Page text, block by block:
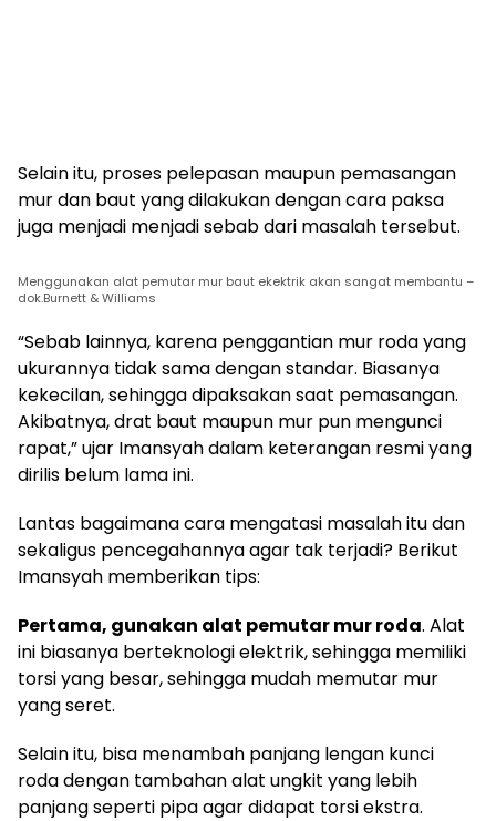
Selain itu, proses pelepasan maupun pemasangan
mur dan baut yang dilakukan dengan cara paksa
juga menjadi menjadi sebab dari masalah tersebut.
Menggunakan alat pemutar mur baut ekektrik akan sangat membantu –
dok.Burnett & Williams
“Sebab lainnya, karena penggantian mur roda yang
ukurannya tidak sama dengan standar. Biasanya
kekecilan, sehingga dipaksakan saat pemasangan.
Akibatnya, drat baut maupun mur pun mengunci
rapat,” ujar Imansyah dalam keterangan resmi yang
dirilis belum lama ini.
Lantas bagaimana cara mengatasi masalah itu dan
sekaligus pencegahannya agar tak terjadi? Berikut
Imansyah memberikan tips:
Pertama, gunakan alat pemutar mur roda. Alat
ini biasanya berteknologi elektrik, sehingga memiliki
torsi yang besar, sehingga mudah memutar mur
yang seret.
Selain itu, bisa menambah panjang lengan kunci
roda dengan tambahan alat ungkit yang lebih
panjang seperti pipa agar didapat torsi ekstra.